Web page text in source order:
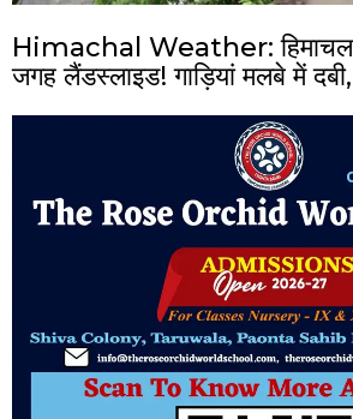
Himachal Weather: हिमाचल
जगह लैंडस्लाइड! गाड़ियां मलबे में